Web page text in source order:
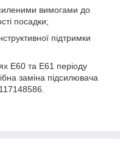
вимогами до
посадки;
підтримки
E60 та E61 періоду
заміна підсилювача